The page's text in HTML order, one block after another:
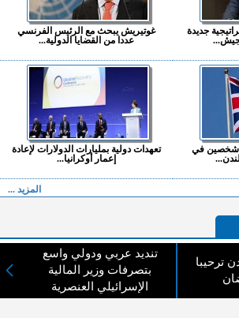
جديدة
غوتيريش يبحث مع الرئيس الفرنسي
عددا من القضايا الدولية...
شخصين في
تعهدات دولية بمليارات الدولارات لإعادة
إعمار أوكرانيا...
المزيد ...
ترحيبا
تنديد عربي ودولي واسع
بتصرفات وزير المالية
الإسرائيلي العنصرية